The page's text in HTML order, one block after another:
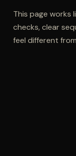
This page works
checks, clear
feel different